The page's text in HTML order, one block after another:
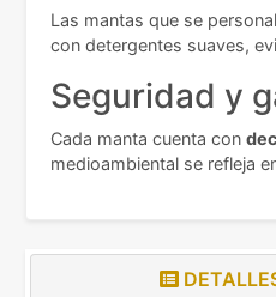
Las mantas que se
con detergentes suaves,
Seguridad y
Cada manta cuenta con
medioambiental se refleja